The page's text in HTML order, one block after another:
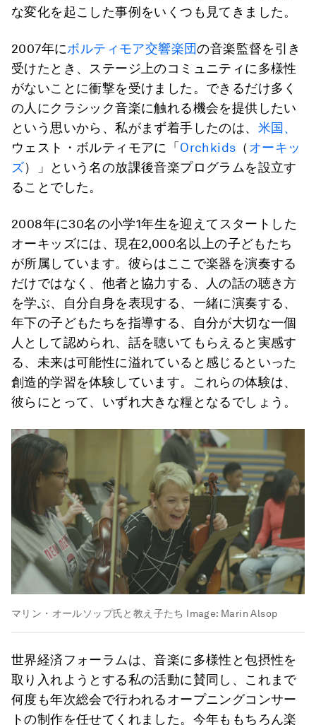
な変化を起こした事例をいくつも見てきました。
2007年にボルティモア交響楽団の音楽監督を引き
受けたとき、ステージ上のコミュニティに多様性
がないことに衝撃を受けました。できるだけ多く
の人にクラシック音楽に触れる機会を提供したい
という思いから、私がまず着手したのは、 米国、
ウェスト・ボルティモアに「 Orchkids （ オーキッ
ズ）」という名の放課後音楽プログラムを設立す
ることでした。
2008年に30名の小学1年生を迎えてスタートした
オーキッズには、現在2,000名以上の子どもたち
が所属しています。彼らはここで楽器を演奏する
だけではなく、他者と協力する、人の話の聴き方
を学ぶ、自分自身を表現する、一緒に演奏する、
年下の子どもたちを指導する、自分が大切な一個
人として認められ、話を聴いてもらえると実感す
る、未来は可能性に溢れていると感じるといった
創造的学習を体験しています。これらの体験は、
彼らにとって、いずれ大きな糧となるでしょう。
マリン・オールソップ氏と教え子たち Image: Marin Alsop
世界経済フォーラムは、音楽に多様性と包摂性を
取り入れようとする私の活動に賛同し、これまで
何度も年次総会で行われるオープニングコンサー
トの制作を任せてくれました。今年ももちろん楽